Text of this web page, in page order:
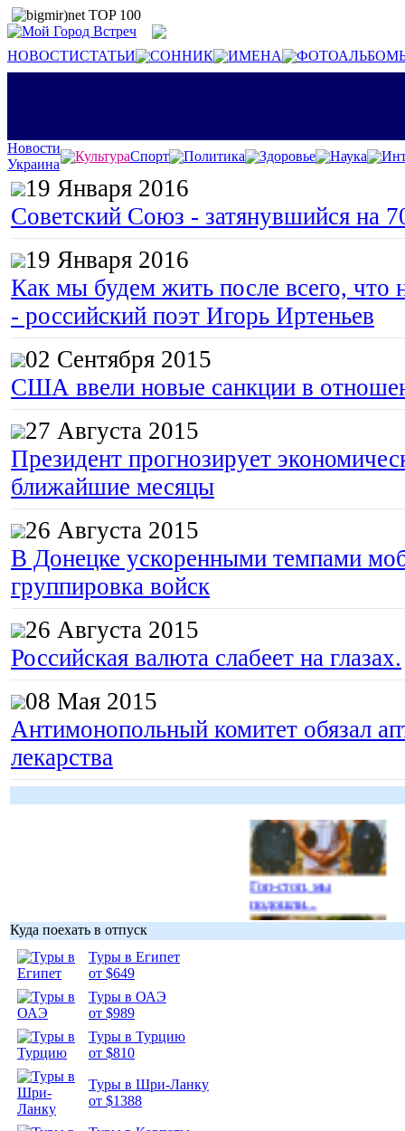
НОВОСТИСТАТЬИ СОННИК ИМЕНА
Новости
Украина
КультураСпорт Политика Здоровье Наука
19 Января 2016
Советский Союз - затянувшийся на
19 Января 2016
Как мы будем жить после всего, что
- российский поэт Игорь Иртеньев
02 Сентября 2015
США ввели новые санкции в
27 Августа 2015
Президент прогнозирует
ближайшие месяцы
26 Августа 2015
В Донецке ускоренными темпами
группировка войск
26 Августа 2015
Российская валюта слабеет на глазах.
08 Мая 2015
Антимонопольный комитет обязал
лекарства
Гоп-стоп, мы
подошли...
Куда поехать в отпуск
Туры в Египет
от $649
Туры в ОАЭ
от $989
Туры в Турцию
от $810
Туры в Шри-Ланку
от $1388